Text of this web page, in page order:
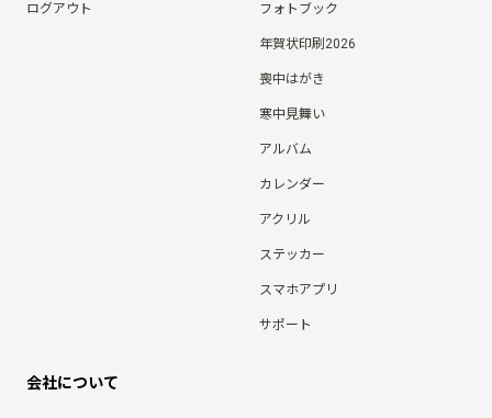
ログアウト フォトブック
年賀状印刷2026
喪中はがき
寒中見舞い
アルバム
カレンダー
アクリル
ステッカー
スマホアプリ
サポート
会社について